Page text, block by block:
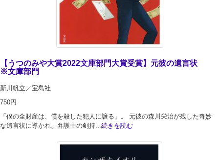
【うつのみや大賞2022文庫部門大賞受賞】元彼の遺言状
※文庫部門
新川帆立／宝島社
750円
「僕の全財産は、僕を殺した犯人に譲る」。 元彼の森川栄治が残した奇妙
な遺言状に導かれ、弁護士の剣持... 続きを読む